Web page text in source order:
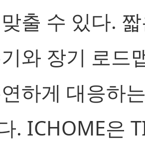
출 수 있다.
와 장기 로드
하게 대응하
. ICHOME은